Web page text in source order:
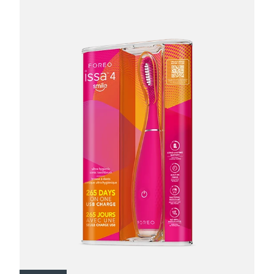
Erwartete Lieferung
SonderverwaltungsregionErwartete Lieferung
Erwartete Lieferung
Erwartete Lieferung
Erwartete Lieferung
Erwartete Lieferung
Erwartete Lieferung